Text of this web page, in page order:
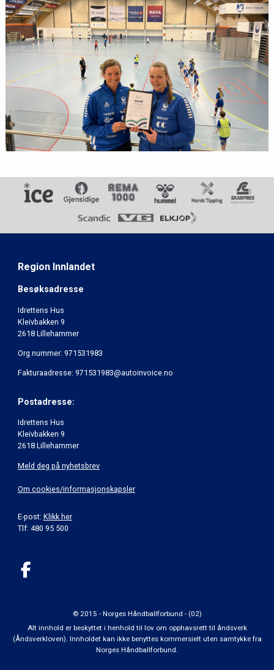
Region Innlandet
Besøksadresse
Idrettens Hus
Kleivbakken 9
2618 Lillehammer
Org.nummer: 971531983
Fakturaadresse: 971531983@autoinvoice.no
Postadresse:
Idrettens Hus
Kleivbakken 9
2618 Lillehammer
Meld deg på nyhetsbrev
Om cookies/informasjonskapsler
E-post: Klikk her
Tlf: 480 95 500
© 2015 - Norges Håndballforbund - (02)
Alt innhold er beskyttet i henhold til lov om opphavsrett til åndsverk
(Åndsverkloven). Innholdet kan ikke benyttes kommersielt uten samtykke fra
Norges Håndballforbund.